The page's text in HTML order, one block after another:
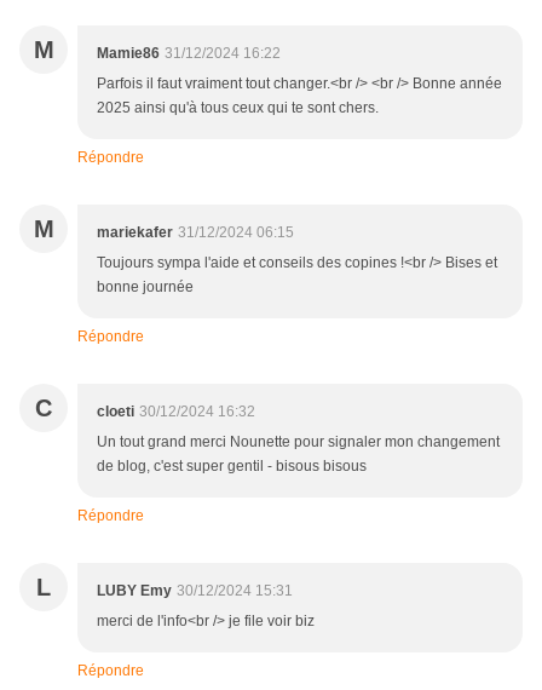
M Mamie86 31/12/2024 16:22
Parfois il faut vraiment tout changer.<br /> <br /> Bonne année
2025 ainsi qu'à tous ceux qui te sont chers.
Répondre
M mariekafer 31/12/2024 06:15
Toujours sympa l'aide et conseils des copines !<br /> Bises et
bonne journée
Répondre
C cloeti 30/12/2024 16:32
Un tout grand merci Nounette pour signaler mon changement
de blog, c'est super gentil - bisous bisous
Répondre
L LUBY Emy 30/12/2024 15:31
merci de l'info<br /> je file voir biz
Répondre